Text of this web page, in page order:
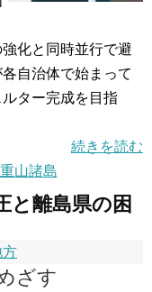
化と同時並行で避
自治体で始まって
ター完成を目指
続きを読む
山諸島
と離島県の困
方
ざす